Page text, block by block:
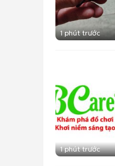
1 phút trước
1 phút trước